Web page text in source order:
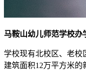
马鞍山幼儿师范学校办
学校现有北校区、老校
建筑面积12万平方米